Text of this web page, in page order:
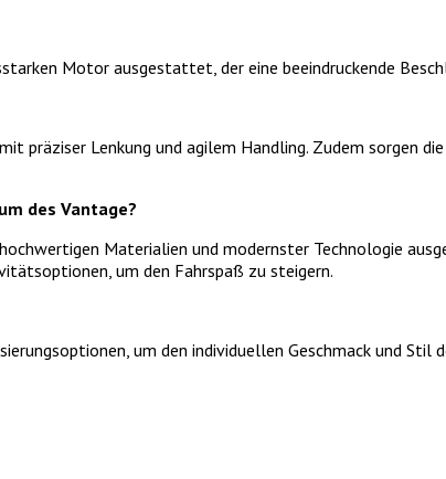
Motor ausgestattet, der eine beeindruckende
präziser Lenkung und agilem Handling. Zudem sorgen
des Vantage?
Materialien und modernster Technologie
um den Fahrspaß zu steigern.
um den individuellen Geschmack und